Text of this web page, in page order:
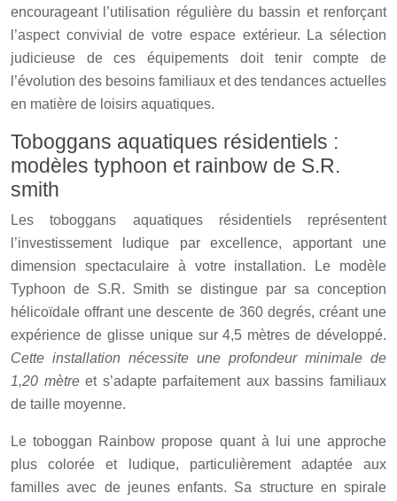
encourageant l’utilisation régulière du bassin et renforçant
l’aspect convivial de votre espace extérieur. La sélection
judicieuse de ces équipements doit tenir compte de
l’évolution des besoins familiaux et des tendances actuelles
en matière de loisirs aquatiques.
Toboggans aquatiques résidentiels :
modèles typhoon et rainbow de S.R.
smith
Les toboggans aquatiques résidentiels représentent
l’investissement ludique par excellence, apportant une
dimension spectaculaire à votre installation. Le modèle
Typhoon de S.R. Smith se distingue par sa conception
hélicoïdale offrant une descente de 360 degrés, créant une
expérience de glisse unique sur 4,5 mètres de développé.
Cette installation nécessite une profondeur minimale de
1,20 mètreet s’adapte parfaitement aux bassins familiaux
de taille moyenne.
Le toboggan Rainbow propose quant à lui une approche
plus colorée et ludique, particulièrement adaptée aux
familles avec de jeunes enfants. Sa structure en spirale